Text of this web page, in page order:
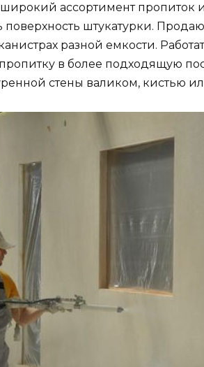
ассортимент пропиток
штукатурки.
разной емкости.
в более подходящую
стены валиком, кистью